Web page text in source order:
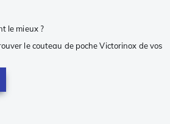
le mieux ?
le couteau de poche Victorinox de vos